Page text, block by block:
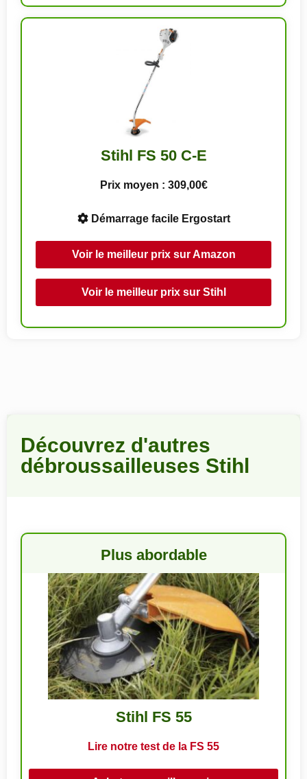
Stihl FS 50 C-E
Prix moyen : 309,00€
Démarrage facile Ergostart
Voir le meilleur prix sur Amazon
Voir le meilleur prix sur Stihl
Découvrez d'autres
débroussailleuses Stihl
Plus abordable
Stihl FS 55
Lire notre test de la FS 55